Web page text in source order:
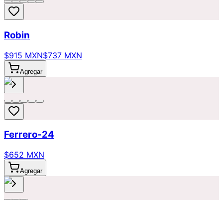
Robin
$915 MXN$737 MXN
Agregar
Ferrero-24
$652 MXN
Agregar